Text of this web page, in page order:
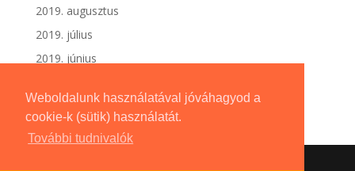
Weboldalunk használatával jóváhagyod a
cookie-k (sütik) használatát.
További tudnivalók
2019. augusztus
2019. július
2019. június